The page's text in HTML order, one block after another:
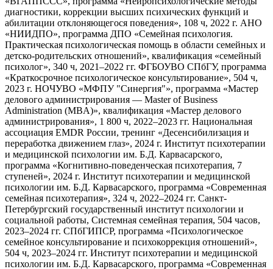
диагностики, коррекции высших психических функций и
абилитации отклоняющегося поведения», 108 ч, 2022 г. АНО
«НИИДПО», программа ДПО «Семейная психология.
Практическая психологическая помощь в области семейных и
детско-родительских отношений», квалификация «семейный
психолог», 340 ч, 2021–2022 гг. ФГБОУВО СПбГУ, программа
«Краткосрочное психологическое консультирование», 504 ч,
2023 г. НОЧУВО «МФПУ "Синергия"», программа «Мастер
делового администрирования — Master of Business
Administration (MBA)», квалификация «Мастер делового
администрирования», 1 800 ч, 2022–2023 гг. Национальная
ассоциация EMDR России, тренинг «Десенсибилизация и
переработка движением глаз», 2024 г. Институт психотерапии
и медицинской психологии им. Б.Д. Карвасарского,
программа «Когнитивно-поведенческая психотерапия, 7
ступеней», 2024 г. Институт психотерапии и медицинской
психологии им. Б.Д. Карвасарского, программа «Современная
семейная психотерапия», 324 ч, 2022–2024 гг. Санкт-
Петербургский государственный институт психологии и
социальной работы, Системная семейная терапия, 504 часов,
2023–2024 гг. СПбГИПСР, программа «Психологическое
семейное консультирование и психокоррекция отношений»,
504 ч, 2023–2024 гг. Институт психотерапии и медицинской
психологии им. Б.Д. Карвасарского, программа «Современная